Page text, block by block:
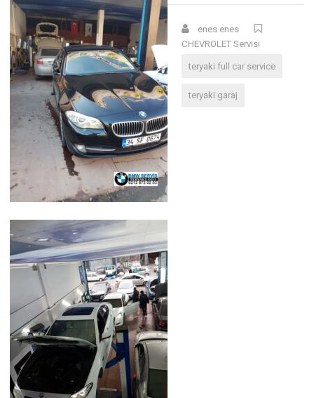
enes enes
CHEVROLET Servisi
teryaki full car service
teryaki garaj